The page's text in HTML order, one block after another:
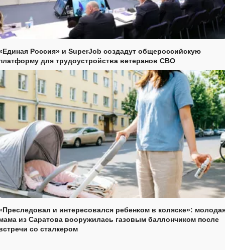
Россия» и SuperJob создадут общероссийскую
для трудоустройства ветеранов СВО
и интересовался ребенком в коляске»:
из Саратова вооружилась газовым баллончиком после
со сталкером